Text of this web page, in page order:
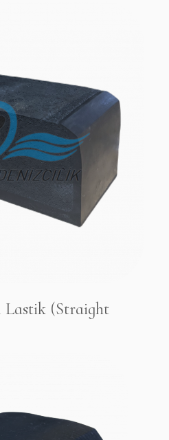
Lastik (Straight